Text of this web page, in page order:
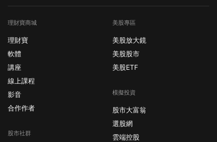
理財寶商城
理財寶
軟體
講座
線上課程
影音
合作作者
股市社群
美股專區
美股放大鏡
美股股市
美股ETF
模擬投資
股市大富翁
選股網
雲端控股